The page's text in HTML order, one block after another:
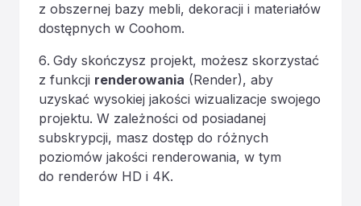
z obszernej bazy mebli, dekoracji i materiałów
dostępnych w Coohom.
Gdy skończysz projekt, możesz skorzystać
z funkcji renderowania (Render), aby
uzyskać wysokiej jakości wizualizacje swojego
projektu. W zależności od posiadanej
subskrypcji, masz dostęp do różnych
poziomów jakości renderowania, w tym
do renderów HD i 4K.